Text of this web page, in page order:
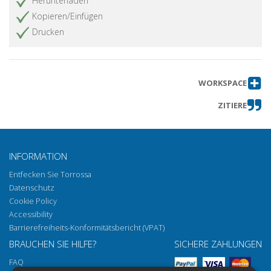
Kopieren/Einfügen
Drucken
WORKSPACE
ZITIERE
INFORMATION
Entfecken Sie Torrossa
Datenschutz
Cookie Policy
Accessibility
Barrierefreiheits-Konformitätsbericht (VPAT)
BRAUCHEN SIE HILFE?
FAQ
SICHERE ZAHLUNGEN